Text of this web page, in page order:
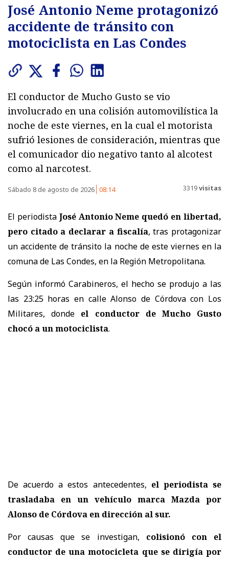
José Antonio Neme protagonizó
accidente de tránsito con
motociclista en Las Condes
El conductor de Mucho Gusto se vio
involucrado en una colisión automovilística la
noche de este viernes, en la cual el motorista
sufrió lesiones de consideración, mientras que
el comunicador dio negativo tanto al alcotest
como al narcotest.
Sábado 8 de agosto de 2026 08:14 3319visitas
El periodista José Antonio Neme quedó en libertad,
pero citado a declarar a fiscalía, tras protagonizar
un accidente de tránsito la noche de este viernes en la
comuna de Las Condes, en la Región Metropolitana.
Según informó Carabineros, el hecho se produjo a las
las 23:25 horas en calle Alonso de Córdova con Los
Militares, donde el conductor de Mucho Gusto
chocó a un motociclista.
De acuerdo a estos antecedentes, el periodista se
trasladaba en un vehículo marca Mazda por
Alonso de Córdova en dirección al sur.
Por causas que se investigan, colisionó con el
conductor de una motocicleta que se dirigía por